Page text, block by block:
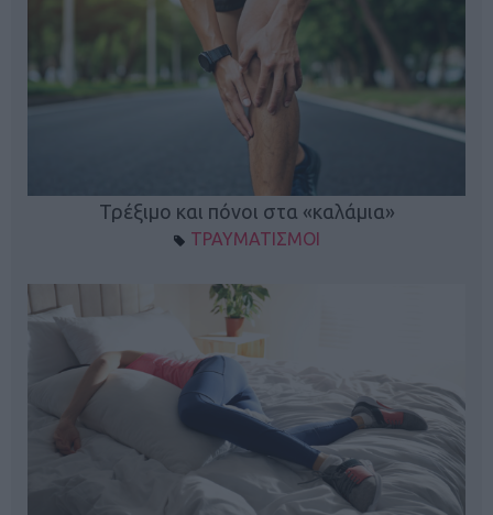
Τρέξιμο και πόνοι στα «καλάμια»
ΤΡΑΥΜΑΤΙΣΜΟΙ